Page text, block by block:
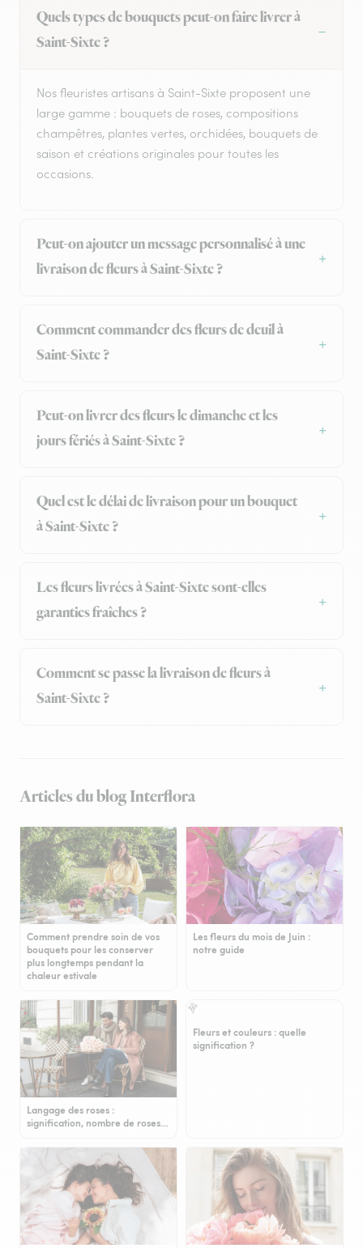
Quels types de bouquets peut-on faire livrer à
Saint-Sixte ?
Nos fleuristes artisans à Saint-Sixte proposent une
large gamme : bouquets de roses, compositions
champêtres, plantes vertes, orchidées, bouquets de
saison et créations originales pour toutes les
occasions.
Peut-on ajouter un message personnalisé à une
livraison de fleurs à Saint-Sixte ?
Comment commander des fleurs de deuil à
Saint-Sixte ?
Peut-on livrer des fleurs le dimanche et les
jours fériés à Saint-Sixte ?
Quel est le délai de livraison pour un bouquet
à Saint-Sixte ?
Les fleurs livrées à Saint-Sixte sont-elles
garanties fraîches ?
Comment se passe la livraison de fleurs à
Saint-Sixte ?
Articles du blog Interflora
Comment prendre soin de vos
bouquets pour les conserver
plus longtemps pendant la
chaleur estivale
Les fleurs du mois de Juin :
notre guide
Langage des roses :
signification, nombre de roses…
Fleurs et couleurs : quelle
signification ?